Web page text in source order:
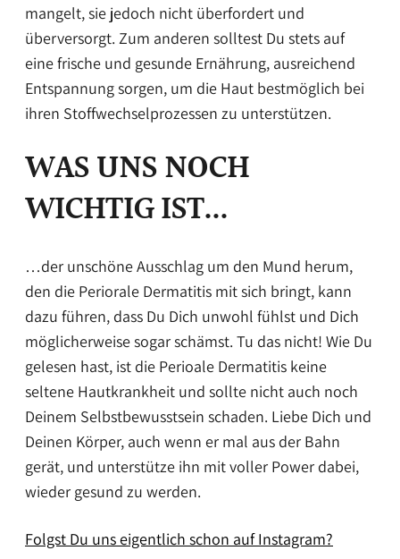
mangelt, sie jedoch nicht überfordert und
überversorgt. Zum anderen solltest Du stets auf
eine frische und gesunde Ernährung, ausreichend
Entspannung sorgen, um die Haut bestmöglich bei
ihren Stoffwechselprozessen zu unterstützen.
WAS UNS NOCH
WICHTIG IST...
…der unschöne Ausschlag um den Mund herum,
den die Periorale Dermatitis mit sich bringt, kann
dazu führen, dass Du Dich unwohl fühlst und Dich
möglicherweise sogar schämst. Tu das nicht! Wie Du
gelesen hast, ist die Perioale Dermatitis keine
seltene Hautkrankheit und sollte nicht auch noch
Deinem Selbstbewusstsein schaden. Liebe Dich und
Deinen Körper, auch wenn er mal aus der Bahn
gerät, und unterstütze ihn mit voller Power dabei,
wieder gesund zu werden.
Folgst Du uns eigentlich schon auf Instagram?